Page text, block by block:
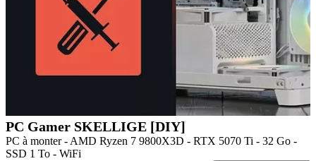
PC Gamer SKELLIGE [DIY]
PC à monter - AMD Ryzen 7 9800X3D - RTX 5070 Ti - 32 Go -
SSD 1 To - WiFi